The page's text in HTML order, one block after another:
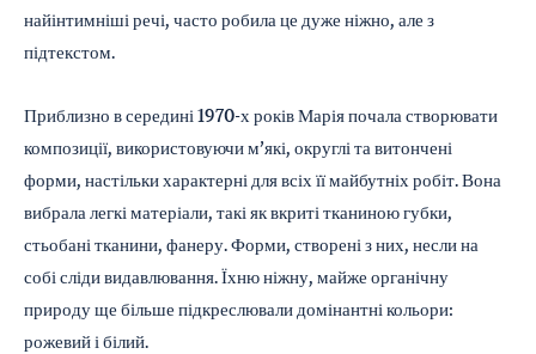
найінтимніші речі, часто робила це дуже ніжно, але з
підтекстом.
Приблизно в середині 1970-х років Марія почала створювати
композиції, використовуючи м’які, округлі та витончені
форми, настільки характерні для всіх її майбутніх робіт. Вона
вибрала легкі матеріали, такі як вкриті тканиною губки,
стьобані тканини, фанеру. Форми, створені з них, несли на
собі сліди видавлювання. Їхню ніжну, майже органічну
природу ще більше підкреслювали домінантні кольори:
рожевий і білий.